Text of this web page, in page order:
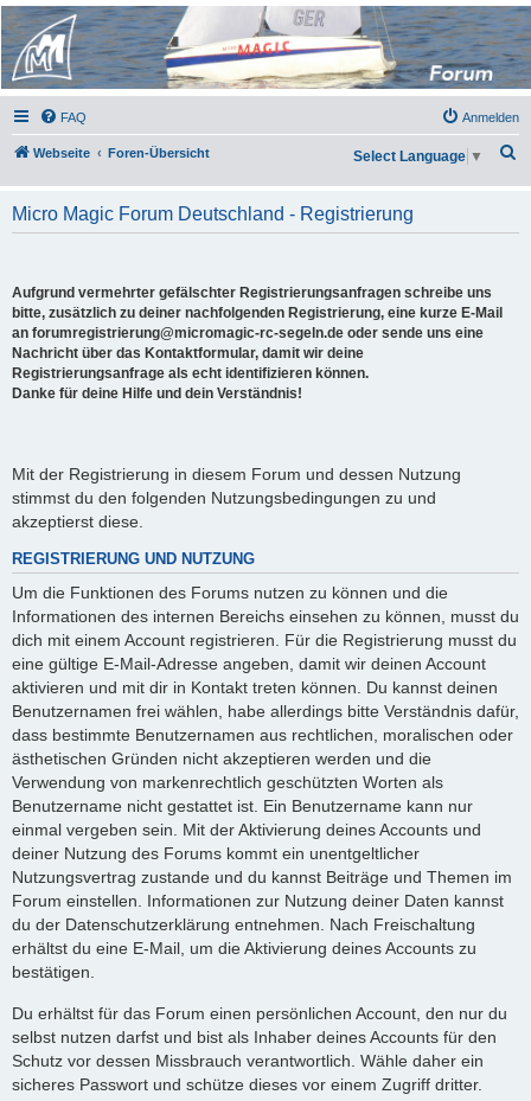
Micro Magic Forum
Deutschland
FAQ Anmelden
Webseite Foren-Übersicht
h
Select Language ▼
Micro Magic Forum Deutschland - Registrierung
Aufgrund vermehrter gefälschter Registrierungsanfragen schreibe uns
bitte, zusätzlich zu deiner nachfolgenden Registrierung, eine kurze E-Mail
an forumregistrierung@micromagic-rc-segeln.de oder sende uns eine
Nachricht über das Kontaktformular, damit wir deine
Registrierungsanfrage als echt identifizieren können.
Danke für deine Hilfe und dein Verständnis!
Mit der Registrierung in diesem Forum und dessen Nutzung
stimmst du den folgenden Nutzungsbedingungen zu und
akzeptierst diese.
REGISTRIERUNG UND NUTZUNG
Um die Funktionen des Forums nutzen zu können und die
Informationen des internen Bereichs einsehen zu können, musst du
dich mit einem Account registrieren. Für die Registrierung musst du
eine gültige E-Mail-Adresse angeben, damit wir deinen Account
aktivieren und mit dir in Kontakt treten können. Du kannst deinen
Benutzernamen frei wählen, habe allerdings bitte Verständnis dafür,
dass bestimmte Benutzernamen aus rechtlichen, moralischen oder
ästhetischen Gründen nicht akzeptieren werden und die
Verwendung von markenrechtlich geschützten Worten als
Benutzername nicht gestattet ist. Ein Benutzername kann nur
einmal vergeben sein. Mit der Aktivierung deines Accounts und
deiner Nutzung des Forums kommt ein unentgeltlicher
Nutzungsvertrag zustande und du kannst Beiträge und Themen im
Forum einstellen. Informationen zur Nutzung deiner Daten kannst
du der Datenschutzerklärung entnehmen. Nach Freischaltung
erhältst du eine E-Mail, um die Aktivierung deines Accounts zu
bestätigen.
Du erhältst für das Forum einen persönlichen Account, den nur du
selbst nutzen darfst und bist als Inhaber deines Accounts für den
Schutz vor dessen Missbrauch verantwortlich. Wähle daher ein
sicheres Passwort und schütze dieses vor einem Zugriff dritter.